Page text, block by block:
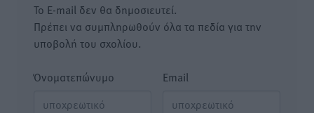
Το E-mail δεν θα δημοσιευτεί.
Πρέπει να συμπληρωθούν όλα τα πεδία για την
υποβολή του σχολίου.
Όνοματεπώνυμο Email